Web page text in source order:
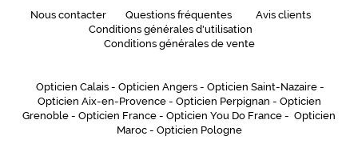
Nous contacter Questions fréquentes
Avis clients
Conditions générales d'utilisation
Conditions générales de vente
Opticien Calais - Opticien Angers - Opticien Saint-Nazaire -
Opticien Aix-en-Provence- Opticien Perpignan - Opticien
Grenoble - Opticien France - Opticien You Do France - Opticien
Maroc- Opticien Pologne